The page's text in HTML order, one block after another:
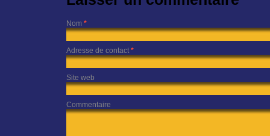
Nom *
Adresse de contact *
Site web
Commentaire